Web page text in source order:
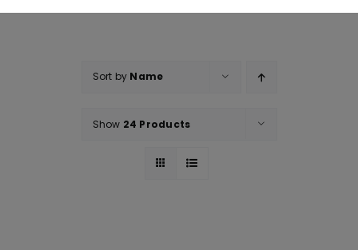
Sort by Name
Show 24 Products